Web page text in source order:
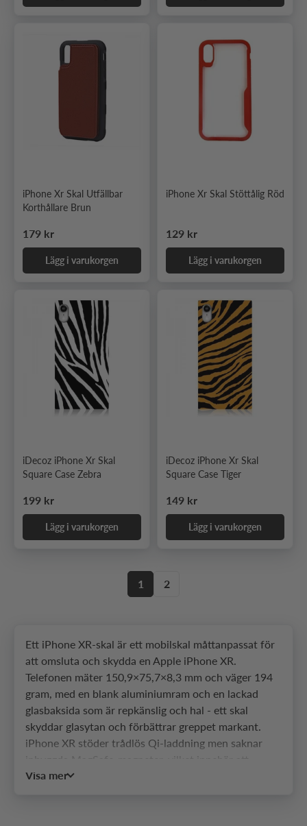
iPhone Xr Skal Utfällbar
Korthållare Brun
Ordinarie pris
179 kr
Lägg i varukorgen
iPhone Xr Skal Stöttålig Röd
Ordinarie pris
129 kr
Lägg i varukorgen
iDecoz iPhone Xr Skal
Square Case Zebra
Ordinarie pris
199 kr
Lägg i varukorgen
iDecoz iPhone Xr Skal
Square Case Tiger
Ordinarie pris
149 kr
Lägg i varukorgen
1 2
Ett iPhone XR-skal är ett mobilskal måttanpassat för
att omsluta och skydda en Apple iPhone XR.
Telefonen mäter 150,9×75,7×8,3 mm och väger 194
gram, med en blank aluminiumram och en lackad
glasbaksida som är repkänslig och hal - ett skal
skyddar glasytan och förbättrar greppet markant.
iPhone XR stöder trådlös Qi-laddning men saknar
magnetiska snap-tillbehör kräver ett skal med
Visa mer